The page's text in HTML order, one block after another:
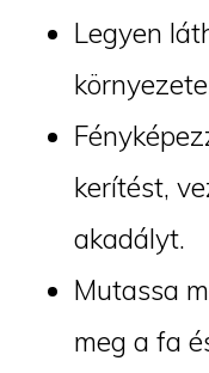
Legyen
kerítést,
akadályt.
Mutassa
meg a fa